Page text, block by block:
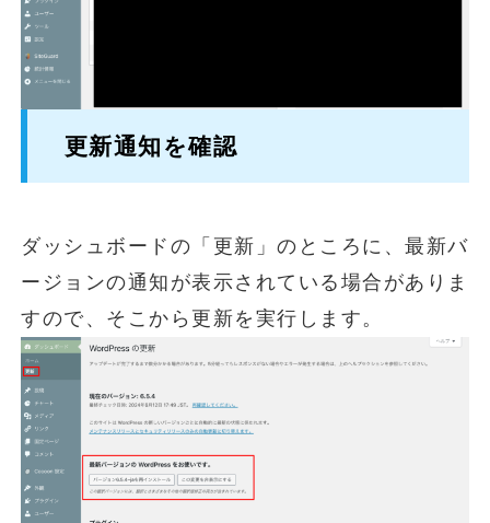
更新通知を確認
ダッシュボードの「更新」のところに、最新バ
ージョンの通知が表示されている場合がありま
すので、そこから更新を実行します。